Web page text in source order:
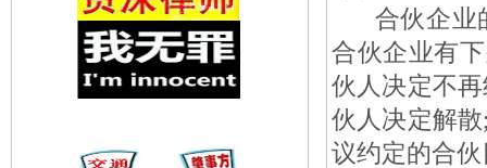
合伙企业
合伙企业有
伙人决定不
伙人决定解
议约定的合伙